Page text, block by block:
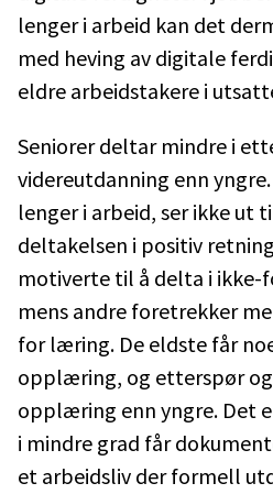
lenger i arbeid kan det
med heving av digitale
eldre arbeidstakere i
Seniorer deltar mindre i
videreutdanning enn
lenger i arbeid, ser ikke ut
deltakelsen i positiv
motiverte til å delta i
mens andre foretrekker
for læring. De eldste får
opplæring, og etterspør
opplæring enn yngre. Det
i mindre grad får
et arbeidsliv der formell